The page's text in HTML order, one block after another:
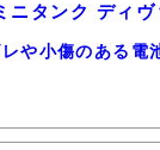
ニタンク ディ
や小傷のある電